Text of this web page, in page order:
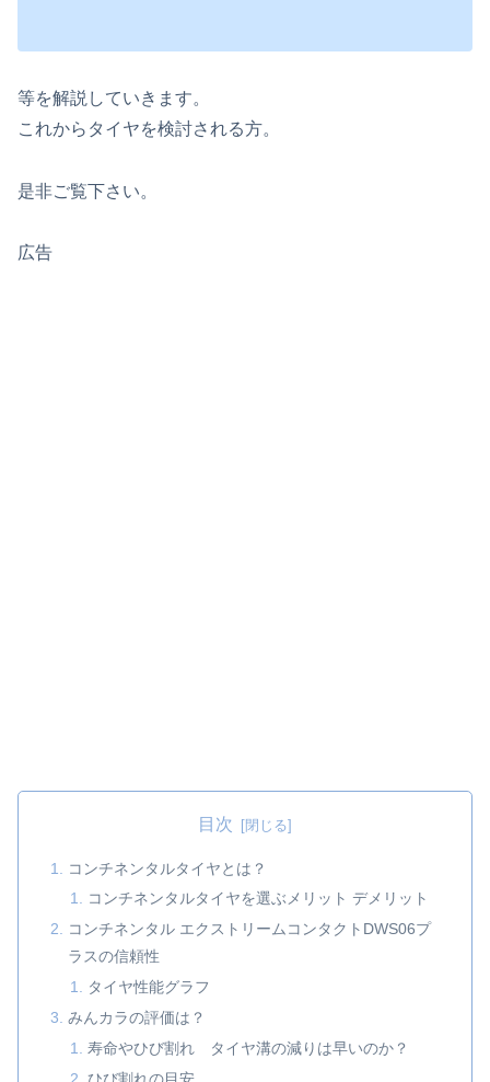
等を解説していきます。
これからタイヤを検討される方。
是非ご覧下さい。
広告
目次
コンチネンタルタイヤとは？
コンチネンタルタイヤを選ぶメリット デメリット
コンチネンタル エクストリームコンタクトDWS06プ
ラスの信頼性
タイヤ性能グラフ
みんカラの評価は？
寿命やひび割れ タイヤ溝の減りは早いのか？